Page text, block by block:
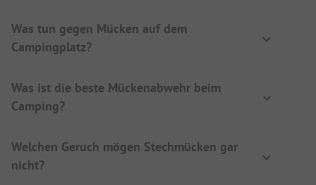
Was tun gegen Mücken auf dem
Campingplatz?
Was ist die beste Mückenabwehr beim
Camping?
Welchen Geruch mögen Stechmücken gar
nicht?